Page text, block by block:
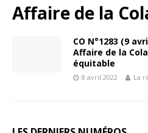
Affaire de la
CO N°1283 (9
Affaire de la
équitable
8 avril 2022 La